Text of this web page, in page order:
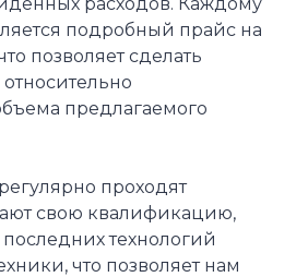
подробный прайс на
позволяет сделать
предлагаемого
проходят
свою квалификацию,
технологий
что позволяет нам